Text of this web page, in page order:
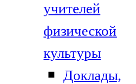
учителей
физической
культуры
Доклады,